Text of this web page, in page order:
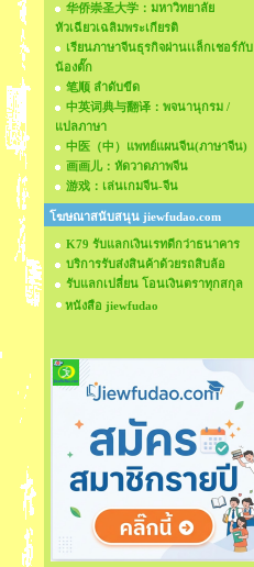
华侨崇圣大学：มหาวิทยาลัย
หัวเฉียวเฉลิมพระเกียรติ
เรียนภาษาจีนธุรกิจผ่านเเล็กเชอร์กับ
น้องตั๊ก
笔顺 ลำดับขีด
中英词典与翻译：พจนานุกรม /
แปลภาษา
中医（中）แพทย์แผนจีน(ภาษาจีน)
画画儿：หัดวาดภาพจีน
游戏：เล่นเกมจีน-จีน
โฆษณาสนับสนุน jiewfudao.com
K79 รับแลกเงินเรทดีกว่าธนาคาร
บริการรับส่งสินค้าด้วยรถสิบล้อ
รับแลกเปลี่ยน โอนเงินตราทุกสกุล
หนังสือ jiewfudao